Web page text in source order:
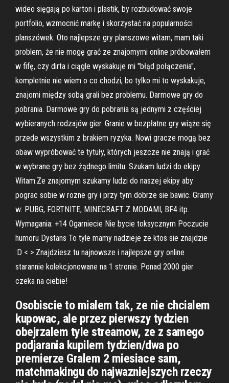
wideo sięgają po karton i plastik, by rozbudować swoje
portfolio, wzmocnić markę i skorzystać na popularności
planszówek. Oto najlepsze gry planszowe witam, mam taki
problem, że nie mogę grać ze znajomymi online próbowałem
w fifę, czy dirta i ciągle wyskakuje mi "błąd połączenia",
kompletnie nie wiem o co chodzi, bo tylko mi to wyskakuje,
znajomi między sobą grali bez problemu. Darmowe gry do
pobrania. Darmowe gry do pobrania są jednymi z częściej
wybieranych rodzajów gier. Granie w bezpłatne gry wiąże się
przede wszystkim z brakiem ryzyka. Nowi gracze mogą bez
obaw wypróbować te tytuły, których jeszcze nie znają i grać
w wybrane gry bez żądnego limitu. Szukam ludzi do ekipy
Witam.Ze znajomym szukamy ludzi do naszej ekipy aby
pograc sobie w rozne gry i przy tym dobrze sie bawic. Gramy
w: PUBG, FORTNITE, MINECRAFT Z MODAMI, BF4 itp.
Wymagania: +14 Ogarniecie Nie bycie toksycznym Poczucie
humoru Dystans To tyle mamy nadzieje ze ktos sie znajdzie
:D < > Znajdziesz tu najnowsze i najlepsze gry online
starannie kolekcjonowane na 1 stronie. Ponad 2000 gier
czeka na ciebie!
Osobiscie to mialem tak, ze nie chcialem
kupowac, ale przez pierwszy tydzien
obejrzalem tyle streamow, ze z samego
podjarania kupilem tydzien/dwa po
premierze Gralem 2 miesiace sam,
matchmakingu do najwazniejszych rzeczy